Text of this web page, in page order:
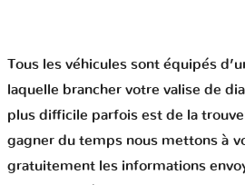
Tous les véhicules sont équipés
laquelle brancher votre valise de
plus difficile parfois est de la
gagner du temps nous mettons à
gratuitement les informations